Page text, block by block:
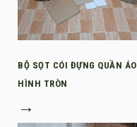
BỘ SỌT CÓI ĐỰNG QUẦN ÁO
HÌNH TRÒN
→